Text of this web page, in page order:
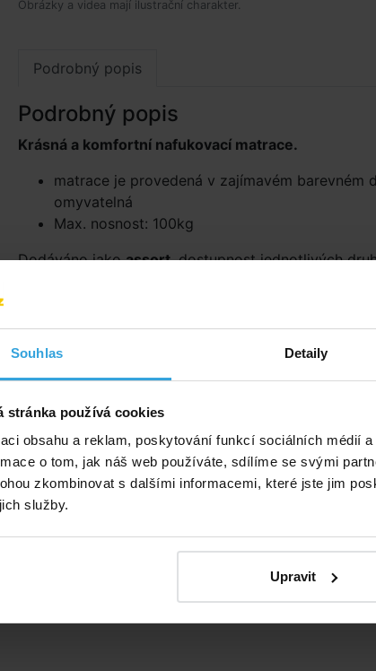
Souhlas Detaily
stránka používá cookies
obsahu a reklam, poskytování funkcí sociálních médií
o tom, jak náš web používáte, sdílíme se svými
zkombinovat s dalšími informacemi, které jste jim
služby.
Upravit
Obrázky a videa mají ilustrační charakter.
Podrobný popis
Podrobný popis
Krásná a komfortní nafukovací matrace.
matrace je provedená v zajímavém barevném
omyvatelná
Max. nosnost: 100kg
Dodáváno jakoassort, dostupnost jednotlivých